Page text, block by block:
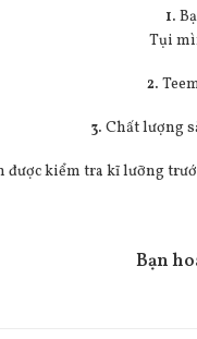
1.
Tụi
2.
3. Chất lượng
được kiểm tra kĩ lưỡng
Bạn